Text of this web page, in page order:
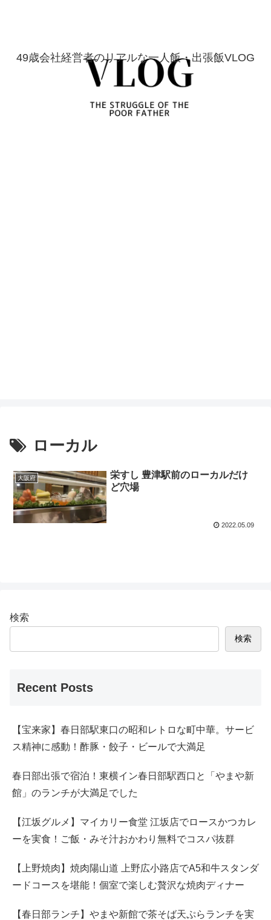
49歳会社経営者のリアルな一人飯・出張飯VLOG
ローカル
大阪府
栄すし 豊津駅前のローカルだけ
ど穴場
2022.05.09
検索
検索
Recent Posts
【宝来家】春日部駅東口の昭和レトロな町中華。サービ
ス精神に感動！酢豚・餃子・ビールで大満足
春日部出張で宿泊！東横イン春日部駅西口と「やまや新
館」のランチが大満足でした
【江坂グルメ】マイカリー食堂 江坂店でロースかつカレ
ーを実食！ご飯・みそ汁おかわり無料でコスパ抜群
【上野焼肉】焼肉陽山道 上野広小路店でA5和牛スタンダ
ードコースを堪能！個室で楽しむ贅沢な焼肉ディナー
【春日部ランチ】やまや新館で茶そば天ぷらランチを実